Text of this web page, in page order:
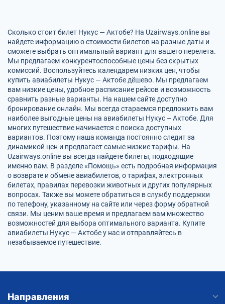
Сколько стоит билет Нукус — Актобе? На Uzairways.online вы
найдете информацию о стоимости билетов на разные даты и
сможете выбрать оптимальный вариант для вашего перелета.
Мы предлагаем конкурентоспособные цены без скрытых
комиссий. Воспользуйтесь календарем низких цен, чтобы
купить авиабилеты Нукус — Актобе дёшево. Мы предлагаем
вам низкие цены, удобное расписание рейсов и возможность
сравнить разные варианты. На нашем сайте доступно
бронирование онлайн. Мы всегда стараемся предложить вам
наиболее выгодные цены на авиабилеты Нукус – Актобе. Для
многих путешествие начинается с поиска доступных
вариантов. Поэтому наша команда постоянно следит за
динамикой цен и предлагает самые низкие тарифы. На
Uzairways.online вы всегда найдете билеты, подходящие
именно вам. В разделе «Помощь» есть подробная информация
о возврате и обмене авиабилетов, о тарифах, электронных
билетах, правилах перевозки животных и других популярных
вопросах. Также вы можете обратиться в службу поддержки
по телефону, указанному на сайте или через форму обратной
связи. Мы ценим ваше время и предлагаем вам множество
возможностей для выбора оптимального варианта. Купите
авиабилеты Нукус — Актобе у нас и отправляйтесь в
незабываемое путешествие.
Направления